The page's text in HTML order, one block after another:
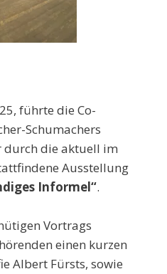
führte die Co-
Schumachers
durch die aktuell im
Ausstellung
Informel“.
Vortrags
einen kurzen
Albert Fürsts, sowie